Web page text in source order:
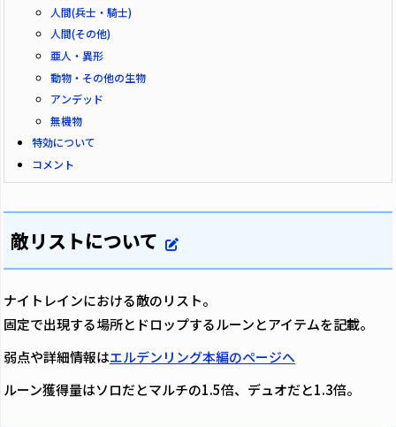
人間(兵士・騎士)
人間(その他)
亜人・異形
動物・その他の生物
アンデッド
無機物
特効について
コメント
敵リストについて
ナイトレインにおける敵のリスト。
固定で出現する場所とドロップするルーンとアイテムを記載。
弱点や詳細情報はエルデンリング本編のページへ
ルーン獲得量はソロだとマルチの1.5倍、デュオだと1.3倍。